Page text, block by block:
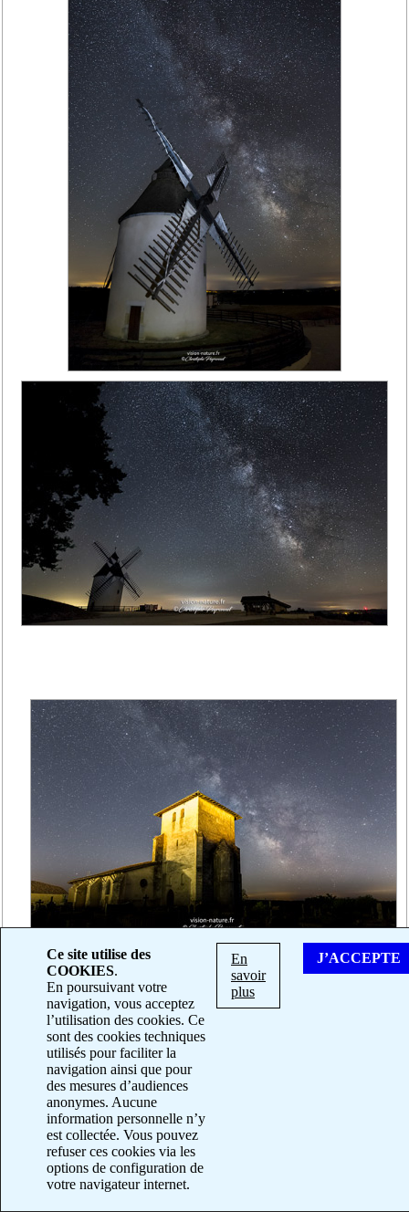
Un autre lieu : L'église Saint-Pierre de Montfort en
Chalosse. L'église se trouve elle aussi en hauteur
avec une vue dégagée sur les Pyrénées.
Sa construction date du XIII siècle et son
architecture est à la fois romane et gothique.
© Christophe Peyronnet |
photographe
Ce site utilise des
COOKIES.
En poursuivant votre
navigation, vous acceptez
l’utilisation des cookies. Ce
sont des cookies techniques
utilisés pour faciliter la
navigation ainsi que pour
des mesures d’audiences
anonymes. Aucune
information personnelle n’y
est collectée. Vous pouvez
refuser ces cookies via les
options de configuration de
votre navigateur internet.
En
savoir
plus
J’ACCEPTE